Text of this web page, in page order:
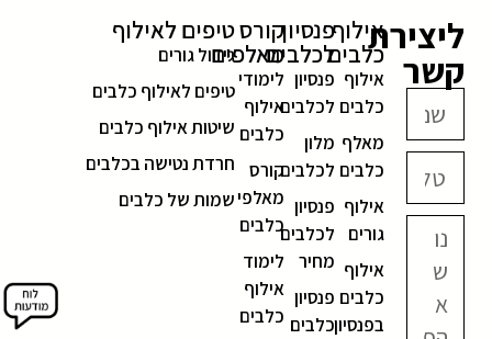
ליצירת
קשר
אילוף
כלבים
אילוף
כלבים
מאלף
כלבים
אילוף
גורים
אילוף
כלבים
בפנסיון
פנסיון
לכלבים
פנסיון
לכלבים
מלון
לכלבים
פנסיון
לכלבים
מחיר
פנסיון
כלבים
קורס
מאלפים
לימודי
אילוף
כלבים
קורס
מאלפי
כלבים
לימוד
אילוף
כלבים
טיפים לאילוף
גידול גורים
טיפים לאילוף כלבים
שיטות אילוף כלבים
חרדת נטישה בכלבים
שמות של כלבים